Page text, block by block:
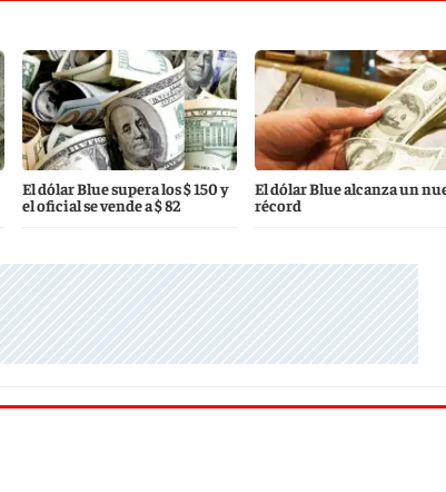
El dólar Blue supera los $ 150 y
el oficial se vende a $ 82
El dólar Blue alcanza un
récord